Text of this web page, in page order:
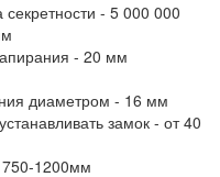
- 5 000 000
- 20 мм
диаметром - 16 мм
замок - от 40
750-1200мм